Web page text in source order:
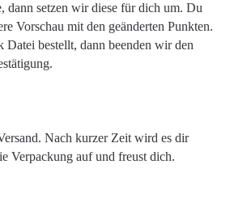
dann setzen wir diese für dich um. Du
Vorschau mit den geänderten Punkten.
Datei bestellt, dann beenden wir den
Nach kurzer Zeit wird es dir
Verpackung auf und freust dich.